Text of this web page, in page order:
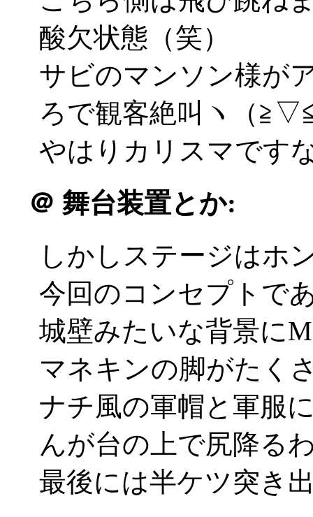
酸欠状態（笑）
サビのマンソン様が
ろで観客絶叫ヽ（
やはりカリスマです
＠ 舞台装置とか:
しかしステージはホ
今回のコンセプトで
城壁みたいな背景に
マネキンの脚がたく
ナチ風の軍帽と軍服
んが台の上で尻降る
最後には半ケツ突き